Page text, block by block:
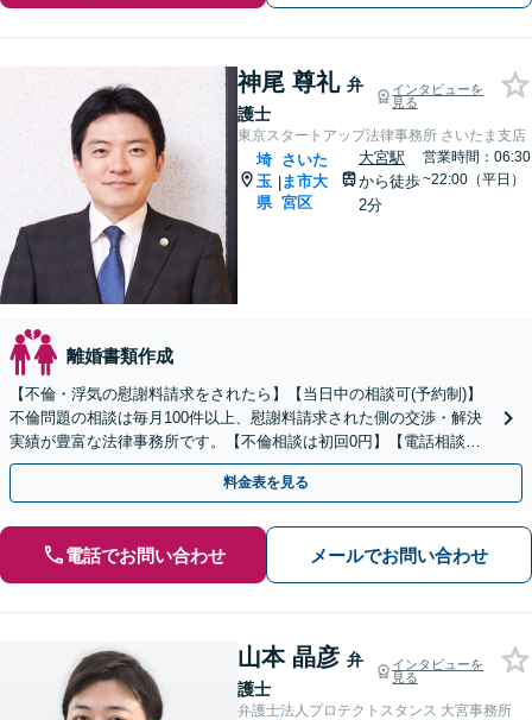
神尾 尊礼 弁
護士
インタビューを
見る
東京スタートアップ法律事務所 さいたま支店
埼
玉
県
|
さいた
ま市大
宮区
大宮駅
から徒歩
2分
営業時間：06:30
~22:00（平日）
離婚書類作成
【不倫・浮気の慰謝料請求をされたら】【当日中の相談可(予約制)】
不倫問題の相談は毎月100件以上、慰謝料請求された側の交渉・解決
実績が豊富な法律事務所です。【不倫相談は初回0円】【電話相談で
ご契約まで対応可/来所不要】
料金表を見る
電話でお問い合わせ メールでお問い合わせ
山本 晶彦 弁
護士
インタビューを
見る
弁護士法人プロテクトスタンス 大宮事務所